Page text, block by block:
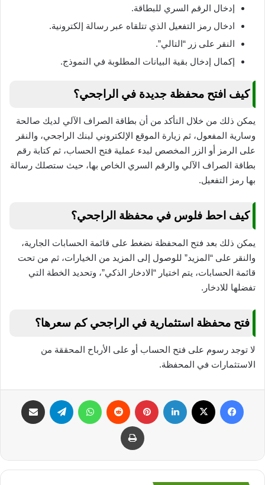
إدخال الرقم السري للبطاقة.
ادخال رمز التفعيل الذي تتلقاه عبر رسالة إلكترونية.
النقر على زر “التالي”.
إكمال إدخال بقية البيانات المطلوبة في النموذج.
كيف افتح محفظة جديدة في الراجحي؟
يمكن ذلك من خلال التأكد من أن بطاقة الصراف الآلي لديك صالحة
وسارية المفعول، ثم زيارة الموقع الإلكتروني لبنك الراجحي، والنقر
على الرمز أو الزر المخصص لبدء عملية فتح الحساب، ثم كتابة رقم
بطاقة الصراف الآلي والرقم السري الخاص بها، حيث ستصلك رسالة
بها رمز التفعيل.
كيف احط فلوس في محفظة الراجحي؟
يمكن ذلك بعد فتح المحفظة نضغط على قائمة الحسابات الجارية،
والنقر على “المزيد” للوصول إلى المزيد من الخيارات، ثم من تحت
قائمة الحسابات، يتم اختيار “الادخار الذكي”، وتحديد الخطة التي
تفضلها للادخار.
فتح محفظة استثمارية في الراجحي كم سعرها؟
لا توجد رسوم على فتح الحساب أو على الأرباح المحققة من
الاستثمارات في المحفظة.
فيسبوك لينكدإن بينتيريست واتساب تيلقرام
طباعة